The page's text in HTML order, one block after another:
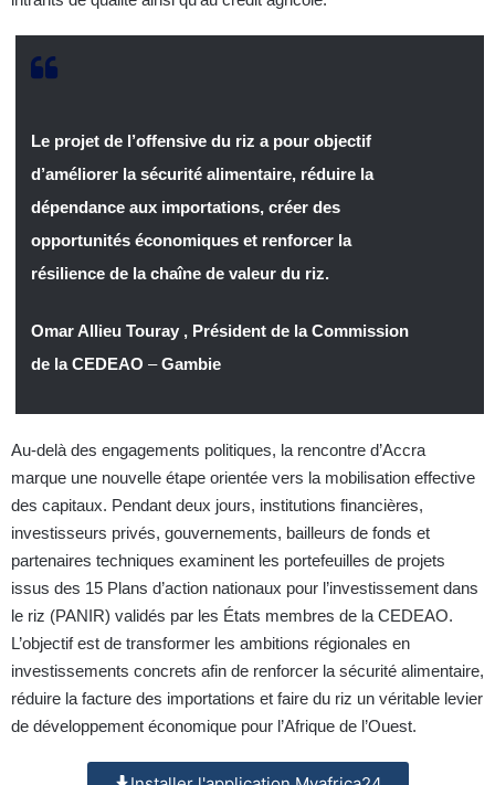
Le projet de l’offensive du riz a pour objectif
d’améliorer la sécurité alimentaire, réduire la
dépendance aux importations, créer des
opportunités économiques et renforcer la
résilience de la chaîne de valeur du riz.
Omar Allieu Touray , Président de la Commission
de la CEDEAO –Gambie
Au-delà des engagements politiques, la rencontre d’Accra
marque une nouvelle étape orientée vers la mobilisation effective
des capitaux. Pendant deux jours, institutions financières,
investisseurs privés, gouvernements, bailleurs de fonds et
partenaires techniques examinent les portefeuilles de projets
issus des 15 Plans d’action nationaux pour l’investissement dans
le riz (PANIR) validés par les États membres de la CEDEAO.
L’objectif est de transformer les ambitions régionales en
investissements concrets afin de renforcer la sécurité alimentaire,
réduire la facture des importations et faire du riz un véritable levier
de développement économique pour l’Afrique de l’Ouest.